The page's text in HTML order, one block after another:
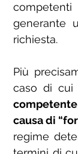
generante
richiesta.
Più
caso di cui
competente
causa di
regime